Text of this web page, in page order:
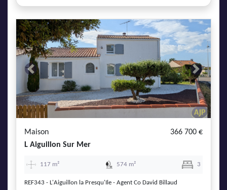
Previous Next
Maison
366 700 €
L Aiguillon Sur Mer
117 m² 574 m² 3
REF343 - L'Aiguillon la Presqu'Ile - Agent Co David Billaud